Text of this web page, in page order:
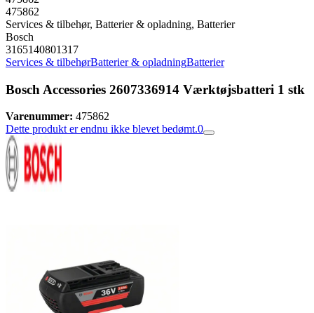
475862
Services & tilbehør, Batterier & opladning, Batterier
Bosch
3165140801317
Services & tilbehørBatterier & opladningBatterier
Bosch Accessories 2607336914 Værktøjsbatteri 1 stk
Varenummer: 475862
Dette produkt er endnu ikke blevet bedømt.0